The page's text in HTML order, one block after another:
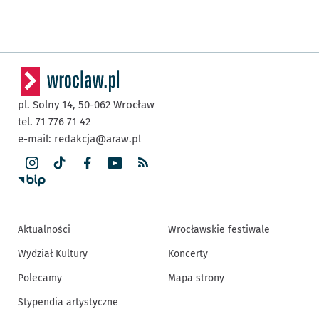
pl. Solny 14, 50-062 Wrocław
tel. 71 776 71 42
e-mail: redakcja@araw.pl
Aktualności
Wydział Kultury
Polecamy
Stypendia artystyczne
Wrocławskie festiwale
Koncerty
Mapa strony